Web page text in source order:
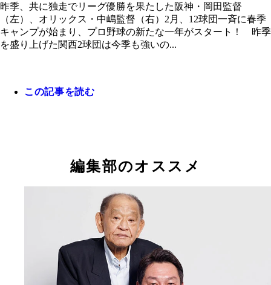
FAでオリックスに移籍した西川の穴埋めを期待さ
昨季、共に独走でリーグ優勝を果たした阪神・岡田監督
（左）、オリックス・中嶋監督（右）2月、12球団一斉に春季
キャンプが始まり、プロ野球の新たな一年がスタート！ 昨季
を盛り上げた関西2球団は今季も強いの...
この記事を読む
編集部のオススメ